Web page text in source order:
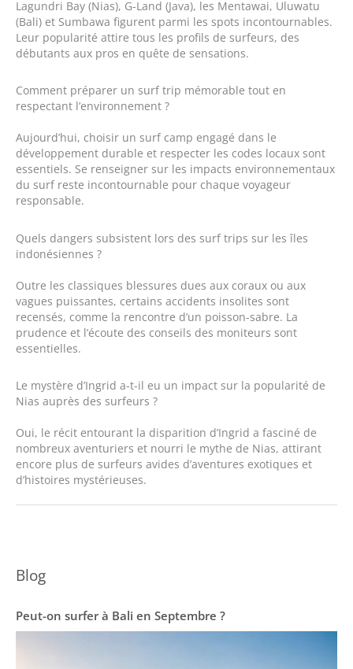
Lagundri Bay (Nias), G-Land (Java), les Mentawai, Uluwatu
(Bali) et Sumbawa figurent parmi les spots incontournables.
Leur popularité attire tous les profils de surfeurs, des
débutants aux pros en quête de sensations.
Comment préparer un surf trip mémorable tout en
respectant l’environnement ?
Aujourd’hui, choisir un surf camp engagé dans le
développement durable et respecter les codes locaux sont
essentiels. Se renseigner sur les impacts environnementaux
du surf reste incontournable pour chaque voyageur
responsable.
Quels dangers subsistent lors des surf trips sur les îles
indonésiennes ?
Outre les classiques blessures dues aux coraux ou aux
vagues puissantes, certains accidents insolites sont
recensés, comme la rencontre d’un poisson-sabre. La
prudence et l’écoute des conseils des moniteurs sont
essentielles.
Le mystère d’Ingrid a-t-il eu un impact sur la popularité de
Nias auprès des surfeurs ?
Oui, le récit entourant la disparition d’Ingrid a fasciné de
nombreux aventuriers et nourri le mythe de Nias, attirant
encore plus de surfeurs avides d’aventures exotiques et
d’histoires mystérieuses.
Blog
Peut-on surfer à Bali en Septembre ?